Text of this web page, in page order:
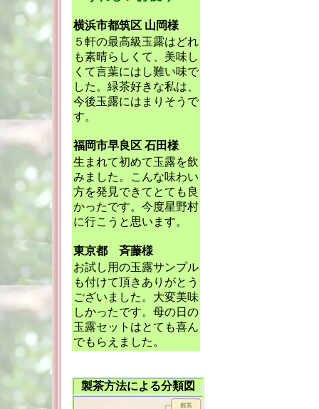
横浜市都筑区 山岡様
５軒の最高級玉露はどれ
も素晴らしくて、美味し
くて言葉にはし難い味で
した。緑茶好きな私は、
今後玉露にはまりそうで
す。
福岡市早良区 石田様
生まれて初めて玉露を飲
みました。こんな味わい
方を発見できてとても良
かったです。今度星野村
に行こうと思います。
東京都 斉藤様
お試し用の玉露サンプル
も付けて頂きありがとう
ございました。大変美味
しかったです。母の日の
玉露セットはとても喜ん
でもらえました。
製茶方法による分類図